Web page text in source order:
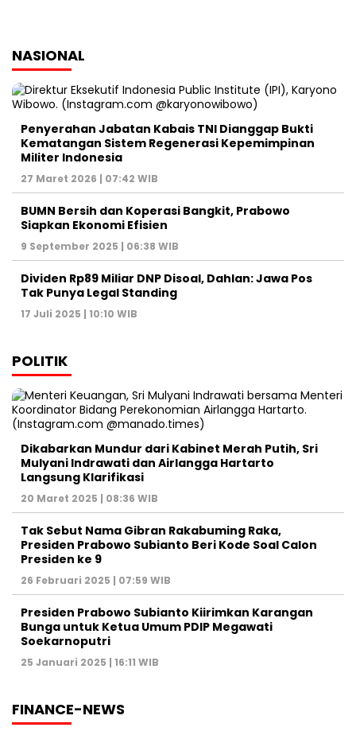
NASIONAL
Penyerahan Jabatan Kabais TNI Dianggap Bukti
Kematangan Sistem Regenerasi Kepemimpinan
Militer Indonesia
27 Maret 2026 | 07:42 WIB
BUMN Bersih dan Koperasi Bangkit, Prabowo
Siapkan Ekonomi Efisien
9 September 2025 | 06:38 WIB
Dividen Rp89 Miliar DNP Disoal, Dahlan: Jawa Pos
Tak Punya Legal Standing
17 Juli 2025 | 10:10 WIB
POLITIK
Dikabarkan Mundur dari Kabinet Merah Putih, Sri
Mulyani Indrawati dan Airlangga Hartarto
Langsung Klarifikasi
20 Maret 2025 | 08:36 WIB
Tak Sebut Nama Gibran Rakabuming Raka,
Presiden Prabowo Subianto Beri Kode Soal Calon
Presiden ke 9
26 Februari 2025 | 07:59 WIB
Presiden Prabowo Subianto Kiirimkan Karangan
Bunga untuk Ketua Umum PDIP Megawati
Soekarnoputri
25 Januari 2025 | 16:11 WIB
FINANCE-NEWS